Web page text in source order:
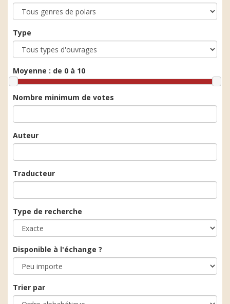
Type
Moyenne : de 0 à 10
Nombre minimum de votes
Auteur
Traducteur
Type de recherche
Disponible à l'échange ?
Trier par